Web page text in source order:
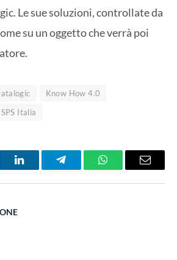
Le sue soluzioni, controllate da
su un oggetto che verrà poi
Know How 4.0
SPS Italia
LinkedInTelegramWhatsAppEmail